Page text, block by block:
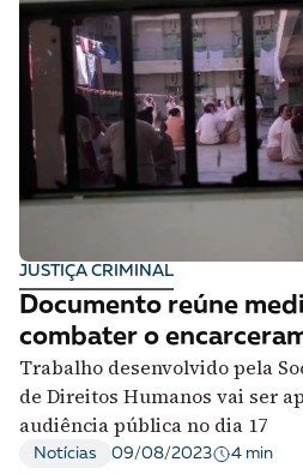
JUSTIÇA CRIMINAL
Documento reúne
combater o
Trabalho desenvolvido pela
de Direitos Humanos vai ser
audiência pública no dia 17
Notícias 09/08/2023 4 min